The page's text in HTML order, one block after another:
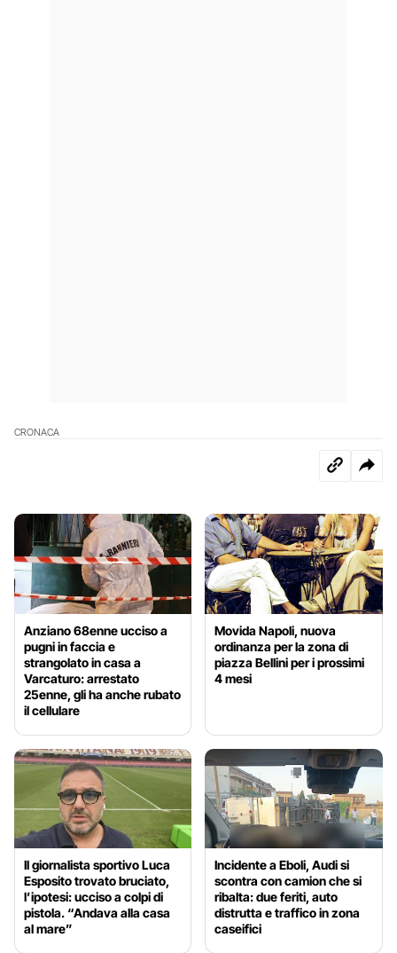
CRONACA
Anziano 68enne ucciso a
pugni in faccia e
strangolato in casa a
Varcaturo: arrestato
25enne, gli ha anche rubato
il cellulare
Movida Napoli, nuova
ordinanza per la zona di
piazza Bellini per i prossimi
4 mesi
Il giornalista sportivo Luca
Esposito trovato bruciato,
l’ipotesi: ucciso a colpi di
pistola. “Andava alla casa
al mare”
Incidente a Eboli, Audi si
scontra con camion che si
ribalta: due feriti, auto
distrutta e traffico in zona
caseifici